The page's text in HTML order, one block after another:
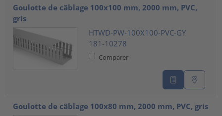
Goulotte de câblage 100x100 mm, 2000 mm, PVC,
gris
HTWD-PW-100X100-PVC-GY
181-10278
Comparer
Goulotte de câblage 100x80 mm, 2000 mm, PVC, gris